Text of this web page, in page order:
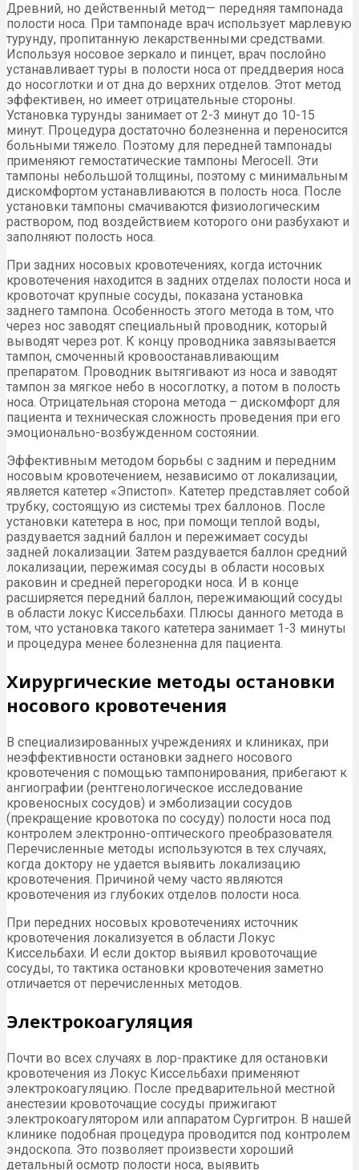
Древний, но действенный метод— передняя тампонада
полости носа. При тампонаде врач использует марлевую
турунду, пропитанную лекарственными средствами.
Используя носовое зеркало и пинцет, врач послойно
устанавливает туры в полости носа от преддверия носа
до носоглотки и от дна до верхних отделов. Этот метод
эффективен, но имеет отрицательные стороны.
Установка турунды занимает от 2-3 минут до 10-15
минут. Процедура достаточно болезненна и переносится
больными тяжело. Поэтому для передней тампонады
применяют гемостатические тампоны Merocell. Эти
тампоны небольшой толщины, поэтому с минимальным
дискомфортом устанавливаются в полость носа. После
установки тампоны смачиваются физиологическим
раствором, под воздействием которого они разбухают и
заполняют полость носа.
При задних носовых кровотечениях, когда источник
кровотечения находится в задних отделах полости носа и
кровоточат крупные сосуды, показана установка
заднего тампона. Особенность этого метода в том, что
через нос заводят специальный проводник, который
выводят через рот. К концу проводника завязывается
тампон, смоченный кровоостанавливающим
препаратом. Проводник вытягивают из носа и заводят
тампон за мягкое небо в носоглотку, а потом в полость
носа. Отрицательная сторона метода – дискомфорт для
пациента и техническая сложность проведения при его
эмоционально-возбужденном состоянии.
Эффективным методом борьбы с задним и передним
носовым кровотечением, независимо от локализации,
является катетер «Эпистоп». Катетер представляет собой
трубку, состоящую из системы трех баллонов. После
установки катетера в нос, при помощи теплой воды,
раздувается задний баллон и пережимает сосуды
задней локализации. Затем раздувается баллон средний
локализации, пережимая сосуды в области носовых
раковин и средней перегородки носа. И в конце
расширяется передний баллон, пережимающий сосуды
в области локус Киссельбахи. Плюсы данного метода в
том, что установка такого катетера занимает 1-3 минуты
и процедура менее болезненна для пациента.
Хирургические методы остановки
носового кровотечения
В специализированных учреждениях и клиниках, при
неэффективности остановки заднего носового
кровотечения с помощью тампонирования, прибегают к
ангиографии (рентгенологическое исследование
кровеносных сосудов) и эмболизации сосудов
(прекращение кровотока по сосуду) полости носа под
контролем электронно-оптического преобразователя.
Перечисленные методы используются в тех случаях,
когда доктору не удается выявить локализацию
кровотечения. Причиной чему часто являются
кровотечения из глубоких отделов полости носа.
При передних носовых кровотечениях источник
кровотечения локализуется в области Локус
Киссельбахи. И если доктор выявил кровоточащие
сосуды, то тактика остановки кровотечения заметно
отличается от перечисленных методов.
Электрокоагуляция
Почти во всех случаях в лор-практике для остановки
кровотечения из Локус Киссельбахи применяют
электрокоагуляцию. После предварительной местной
анестезии кровоточащие сосуды прижигают
электрокоагулятором или аппаратом Сургитрон. В нашей
клинике подобная процедура проводится под контролем
эндоскопа. Это позволяет произвести хороший
детальный осмотр полости носа, выявить